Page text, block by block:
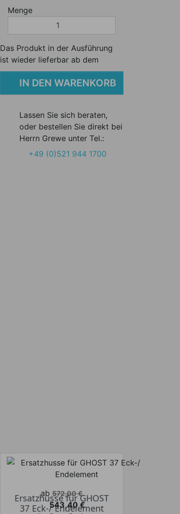
Menge
Das Produkt in der Ausführung
ist wieder lieferbar ab dem
IN DEN WARENKORB
Lassen Sie sich beraten,
oder bestellen Sie direkt bei
Herrn Grewe unter Tel.:
+49 (0)521 944 1700
Verkaufspreis
ab 572,00 €
Preis
543,40 €
Ersatzhusse für GHOST
37 Eck-/ Endelement